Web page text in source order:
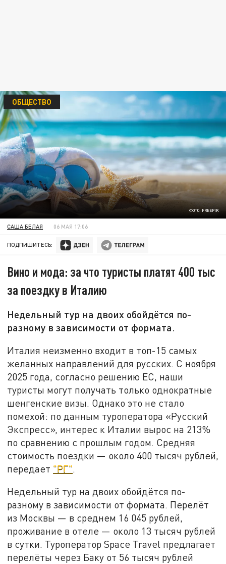
ФОТО: FREEPIK
ОБЩЕСТВО
САША БЕЛАЯ 06 МАЯ 17:06
ПОДПИШИТЕСЬ:
Вино и мода: за что туристы платят 400 тыс
за поездку в Италию
Недельный тур на двоих обойдётся по-
разному в зависимости от формата.
Италия неизменно входит в топ-15 самых
желанных направлений для русских. С ноября
2025 года, согласно решению ЕС, наши
туристы могут получать только однократные
шенгенские визы. Однако это не стало
помехой: по данным туроператора «Русский
Экспресс», интерес к Италии вырос на 213%
по сравнению с прошлым годом. Средняя
стоимость поездки — около 400 тысяч рублей,
передает "РГ".
Недельный тур на двоих обойдётся по-
разному в зависимости от формата. Перелёт
из Москвы — в среднем 16 045 рублей,
проживание в отеле — около 13 тысяч рублей
в сутки. Туроператор Space Travel предлагает
перелёты через Баку от 56 тысяч рублей